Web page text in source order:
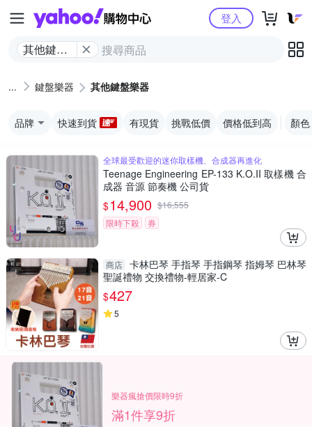
Yahoo購物中心
其他鍵盤
登入
鍵盤樂器 其他鍵盤樂器
品牌 快速到貨 有現貨 挑戰低價 價格低到高 顏色
全球最受歡迎的迷你取樣機、合成器再進化
Teenage Engineering EP-133 K.O.II 取樣機 合
成器 音源 節奏機 公司貨
$14,900 $16,555
限時下殺
券
商店 卡林巴琴 手指琴 手指鋼琴 指姆琴 巴林琴
聖誕禮物 交換禮物-輕居家-C
$427
5
樂器瘋搶價限時9折
滿1件享9折